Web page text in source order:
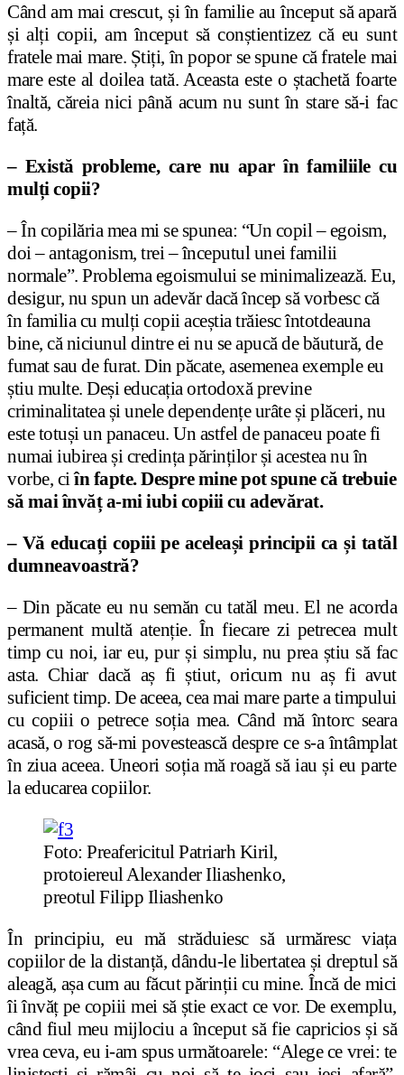
Când am mai crescut, și în familie au început să apară
și alți copii, am început să conștientizez că eu sunt
fratele mai mare. Știți, în popor se spune că fratele mai
mare este al doilea tată. Aceasta este o ștachetă foarte
înaltă, căreia nici până acum nu sunt în stare să-i fac
față.
– Există probleme, care nu apar în familiile cu
mulți copii?
– În copilăria mea mi se spunea: “Un copil – egoism,
doi – antagonism, trei – începutul unei familii
normale”. Problema egoismului se minimalizează. Eu,
desigur, nu spun un adevăr dacă încep să vorbesc că
în familia cu mulți copii aceștia trăiesc întotdeauna
bine, că niciunul dintre ei nu se apucă de băutură, de
fumat sau de furat. Din păcate, asemenea exemple eu
știu multe. Deși educația ortodoxă previne
criminalitatea și unele dependențe urâte și plăceri, nu
este totuși un panaceu. Un astfel de panaceu poate fi
numai iubirea și credința părinților și acestea nu în
vorbe, ciîn fapte. Despre mine pot spune că trebuie
să mai învăț a-mi iubi copiii cu adevărat.
– Vă educați copiii pe aceleași principii ca și tatăl
dumneavoastră?
– Din păcate eu nu semăn cu tatăl meu. El ne acorda
permanent multă atenție. În fiecare zi petrecea mult
timp cu noi, iar eu, pur și simplu, nu prea știu să fac
asta. Chiar dacă aș fi știut, oricum nu aș fi avut
suficient timp. De aceea, cea mai mare parte a timpului
cu copiii o petrece soția mea. Când mă întorc seara
acasă, o rog să-mi povestească despre ce s-a întâmplat
în ziua aceea. Uneori soția mă roagă să iau și eu parte
la educarea copiilor.
Foto: Preafericitul Patriarh Kiril,
protoiereul Alexander Iliashenko,
preotul Filipp Iliashenko
În principiu, eu mă străduiesc să urmăresc viața
copiilor de la distanță, dându-le libertatea și dreptul să
aleagă, așa cum au făcut părinții cu mine. Încă de mici
îi învăț pe copiii mei să știe exact ce vor. De exemplu,
când fiul meu mijlociu a început să fie capricios și să
vrea ceva, eu i-am spus următoarele: “Alege ce vrei: te